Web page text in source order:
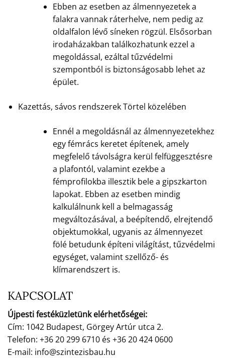
Ebben az esetben az álmennyezetek a
falakra vannak ráterhelve, nem pedig az
oldalfalon lévő síneken rögzül. Elsősorban
irodaházakban találkozhatunk ezzel a
megoldással, ezáltal tűzvédelmi
szempontból is biztonságosabb lehet az
épület.
Kazettás, sávos rendszerek Törtel közelében
Ennél a megoldásnál az álmennyezetekhez
egy fémrács keretet építenek, amely
megfelelő távolságra kerül felfüggesztésre
a plafontól, valamint ezekbe a
fémprofilokba illesztik bele a gipszkarton
lapokat. Ebben az esetben mindig
kalkulálnunk kell a belmagasság
megváltozásával, a beépítendő, elrejtendő
objektumokkal, ugyanis az álmennyezet
fölé betudunk építeni világítást, tűzvédelmi
egységet, valamint szellőző- és
klímarendszert is.
KAPCSOLAT
Újpesti festéküzletünk elérhetőségei:
Cím: 1042 Budapest, Görgey Artúr utca 2.
Telefon: +36 20 299 6710 és +36 20 424 0600
E-mail: info@szintezisbau.hu